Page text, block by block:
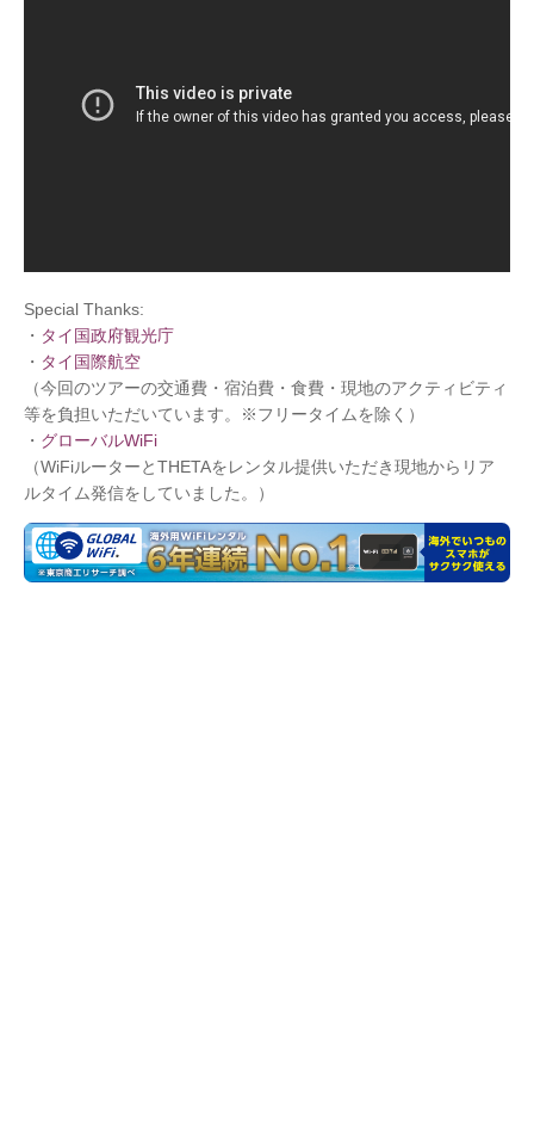
Special Thanks:
・ タイ国政府観光庁
・ タイ国際航空
（今回のツアーの交通費・宿泊費・食費・現地のアクティビティ
等を負担いただいています。※フリータイムを除く）
・ グローバルWiFi
（WiFiルーターとTHETAをレンタル提供いただき現地からリア
ルタイム発信をしていました。）